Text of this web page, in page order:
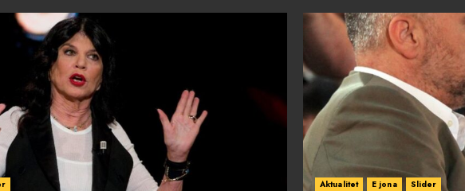
Aktualitet E jona Slider